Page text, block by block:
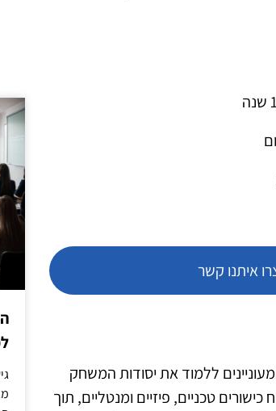
איתנו קשר
ללמוד את יסודות המשחק
טכניים, פיזיים ומנטליים, תוך